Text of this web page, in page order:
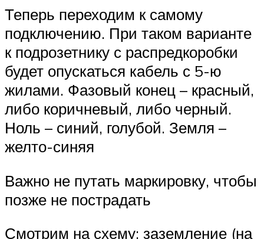
Теперь переходим к самому
подключению. При таком варианте
к подрозетнику с распредкоробки
будет опускаться кабель с 5-ю
жилами. Фазовый конец – красный,
либо коричневый, либо черный.
Ноль – синий, голубой. Земля –
желто-синяя
Важно не путать маркировку, чтобы
позже не пострадать
Смотрим на схему: заземление (на